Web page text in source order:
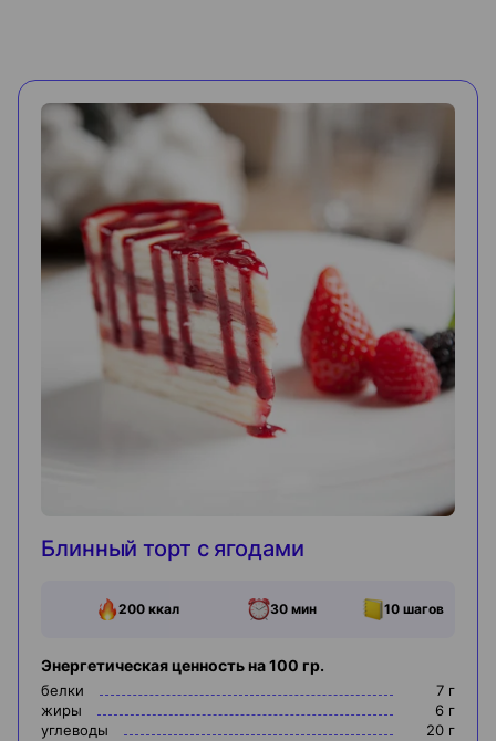
Блинный торт с ягодами
200ккал 30 мин 10 шагов
Энергетическая ценность на 100 гр.
белки 7 г
жиры
6 г
углеводы
20 г